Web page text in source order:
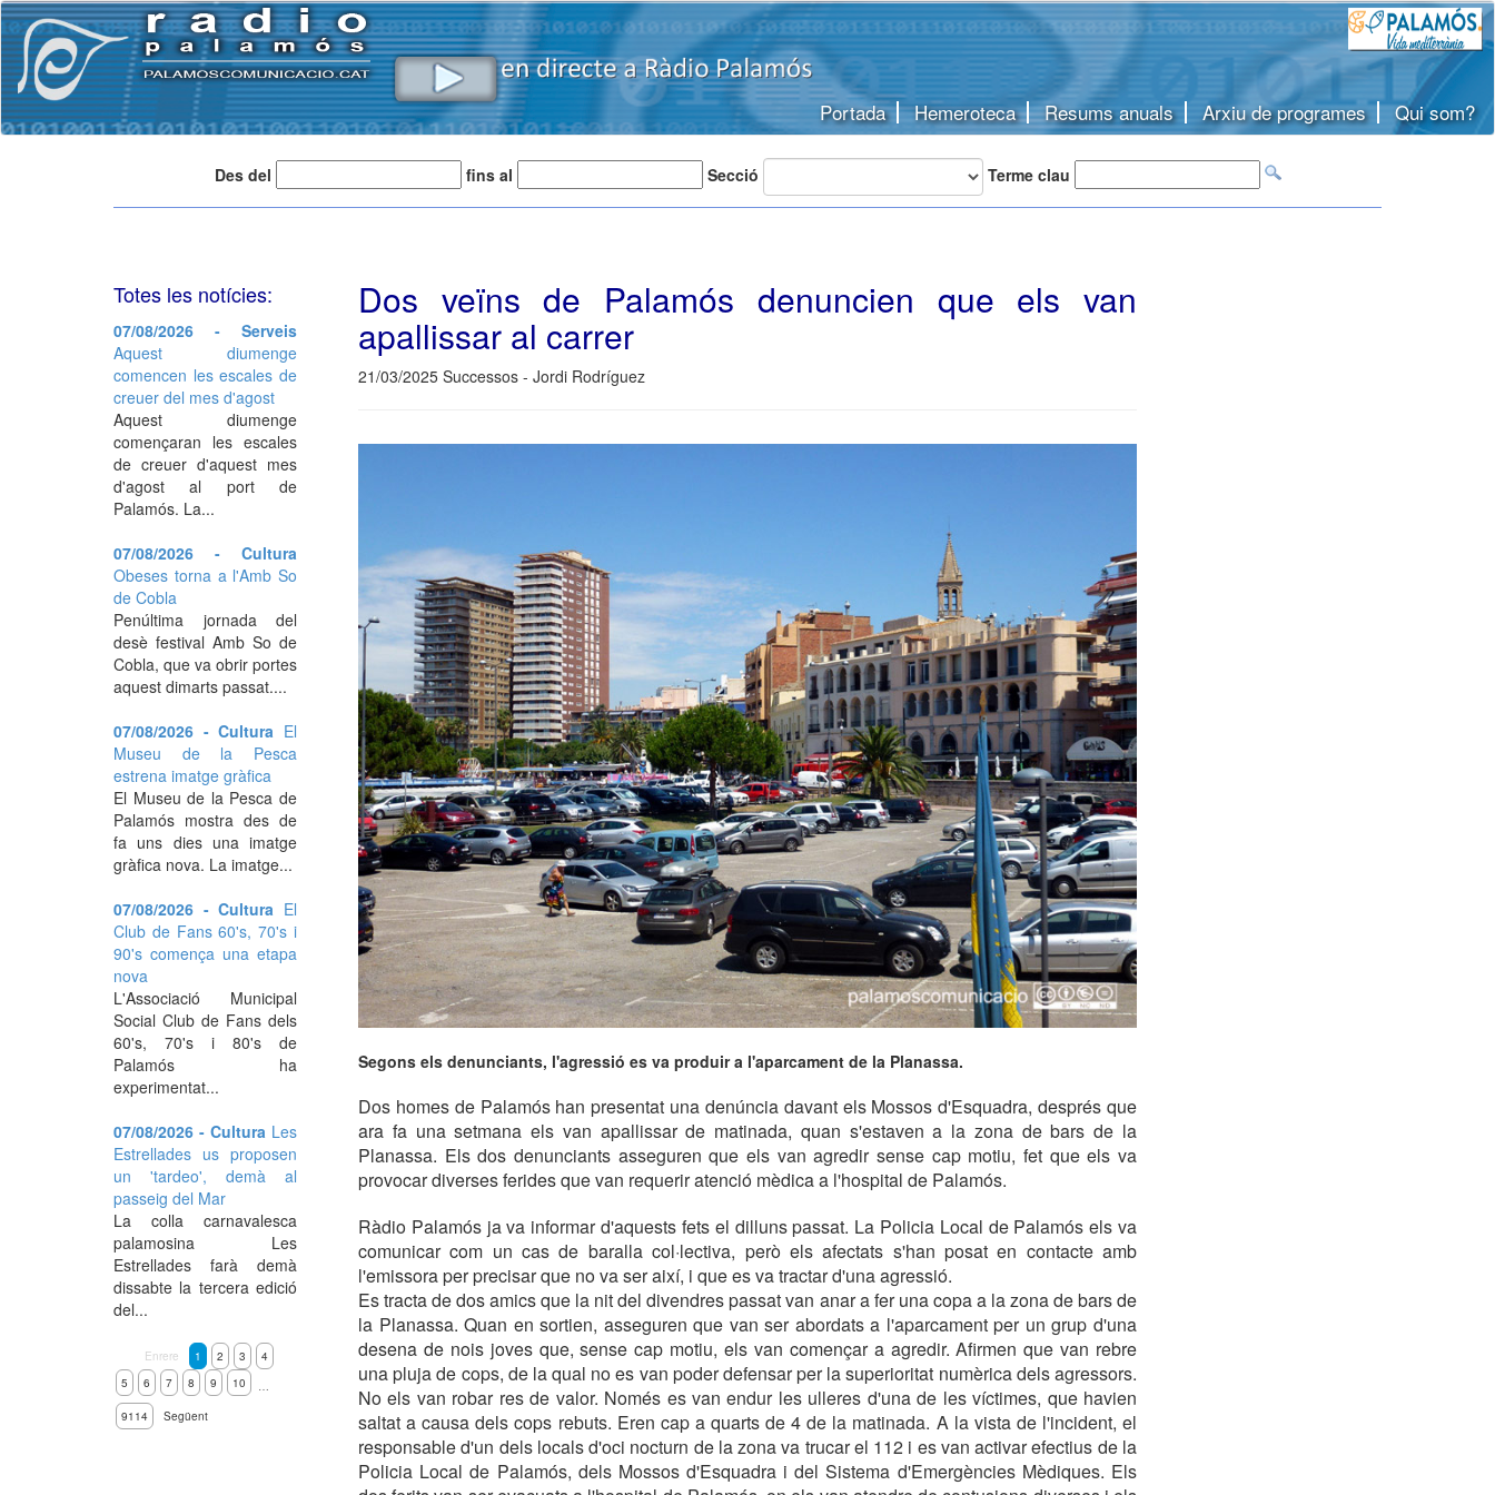
Portada Hemeroteca Resums anuals Arxiu de programes Qui som?
Des del fins al Secció Terme clau
Dos veïns de Palamós denuncien que els van
apallissar al carrer
21/03/2025 Successos - Jordi Rodríguez
Segons els denunciants, l'agressió es va produir a l'aparcament de la Planassa.
Dos homes de Palamós han presentat una denúncia davant els Mossos d'Esquadra, després que
ara fa una setmana els van apallissar de matinada, quan s'estaven a la zona de bars de la
Planassa. Els dos denunciants asseguren que els van agredir sense cap motiu, fet que els va
provocar diverses ferides que van requerir atenció mèdica a l'hospital de Palamós.
Ràdio Palamós ja va informar d'aquests fets el dilluns passat. La Policia Local de Palamós els va
comunicar com un cas de baralla col·lectiva, però els afectats s'han posat en contacte amb
l'emissora per precisar que no va ser així, i que es va tractar d'una agressió.
Es tracta de dos amics que la nit del divendres passat van anar a fer una copa a la zona de bars de
la Planassa. Quan en sortien, asseguren que van ser abordats a l'aparcament per un grup d'una
desena de nois joves que, sense cap motiu, els van començar a agredir. Afirmen que van rebre
una pluja de cops, de la qual no es van poder defensar per la superioritat numèrica dels agressors.
No els van robar res de valor. Només es van endur les ulleres d'una de les víctimes, que havien
saltat a causa dels cops rebuts. Eren cap a quarts de 4 de la matinada. A la vista de l'incident, el
responsable d'un dels locals d'oci nocturn de la zona va trucar el 112 i es van activar efectius de la
Policia Local de Palamós, dels Mossos d'Esquadra i del Sistema d'Emergències Mèdiques. Els
Totes les notícies:
07/08/2026 - Serveis
Aquest diumenge
comencen les escales de
creuer del mes d'agost
Aquest diumenge
començaran les escales
de creuer d'aquest mes
d'agost al port de
Palamós. La...
07/08/2026 - Cultura
Obeses torna a l'Amb So
de Cobla
Penúltima jornada del
desè festival Amb So de
Cobla, que va obrir portes
aquest dimarts passat....
07/08/2026 - Cultura El
Museu de la Pesca
estrena imatge gràfica
El Museu de la Pesca de
Palamós mostra des de
fa uns dies una imatge
gràfica nova. La imatge...
07/08/2026 - Cultura El
Club de Fans 60's, 70's i
90's comença una etapa
nova
L'Associació Municipal
Social Club de Fans dels
60's, 70's i 80's de
Palamós ha
experimentat...
07/08/2026 - Cultura Les
Estrellades us proposen
un 'tardeo', demà al
passeig del Mar
La colla carnavalesca
palamosina Les
Estrellades farà demà
dissabte la tercera edició
del...
Enrere 1 2 3
4
5
6 7 8 9 10
…
9114
Següent